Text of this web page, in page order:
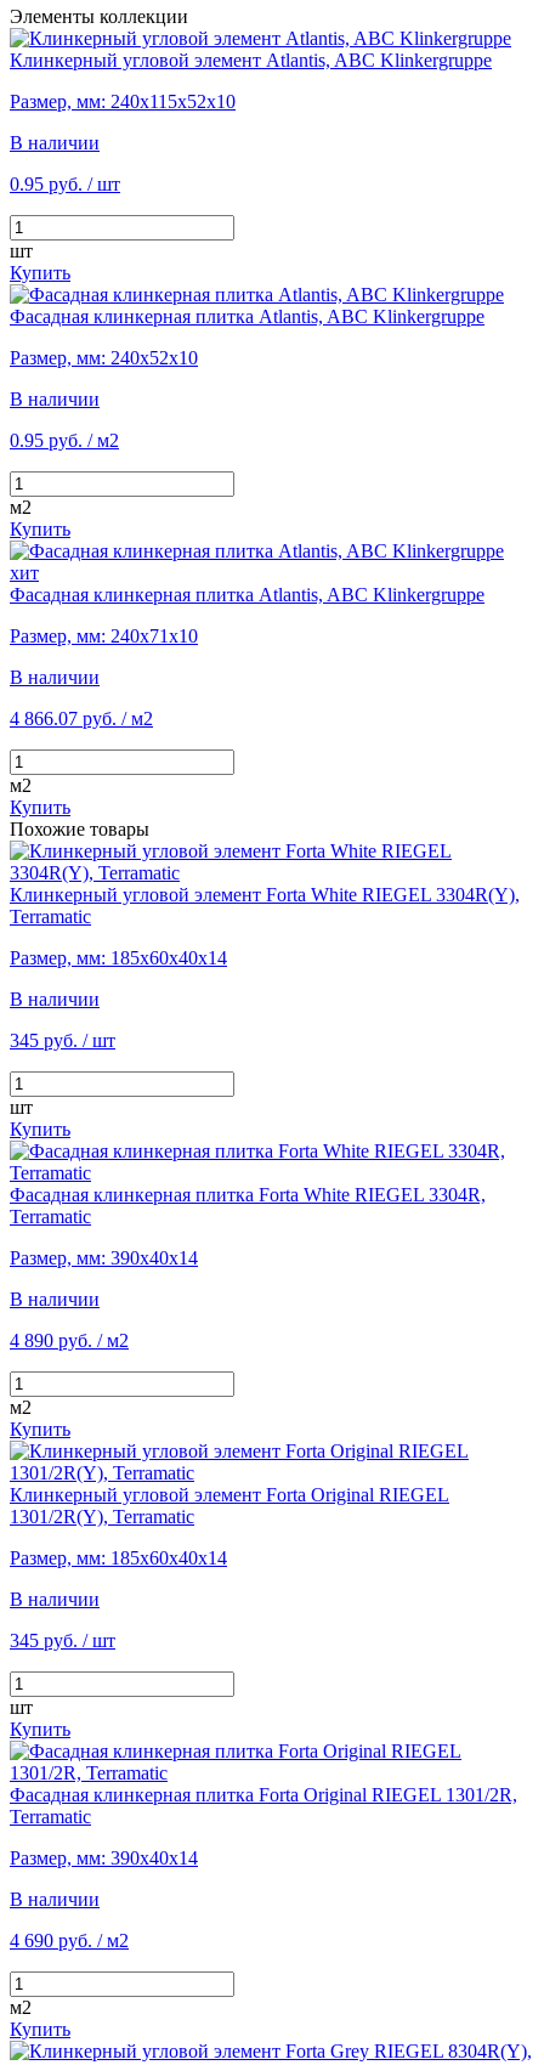
Элементы коллекции
Клинкерный угловой элемент Atlantis, ABC Klinkergruppe
Размер, мм: 240х115х52х10
В наличии
0.95 руб. / шт
шт
Купить
Фасадная клинкерная плитка Atlantis, ABC Klinkergruppe
Размер, мм: 240х52х10
В наличии
0.95 руб. / м2
м2
Купить
хит
Фасадная клинкерная плитка Atlantis, ABC Klinkergruppe
Размер, мм: 240х71х10
В наличии
4 866.07 руб. / м2
м2
Купить
Похожие товары
Клинкерный угловой элемент Forta White RIEGEL 3304R(Y),
Terramatic
Размер, мм: 185х60х40х14
В наличии
345 руб. / шт
шт
Купить
Фасадная клинкерная плитка Forta White RIEGEL 3304R,
Terramatic
Размер, мм: 390х40х14
В наличии
4 890 руб. / м2
м2
Купить
Клинкерный угловой элемент Forta Original RIEGEL
1301/2R(Y), Terramatic
Размер, мм: 185х60х40х14
В наличии
345 руб. / шт
шт
Купить
Фасадная клинкерная плитка Forta Original RIEGEL 1301/2R,
Terramatic
Размер, мм: 390х40х14
В наличии
4 690 руб. / м2
м2
Купить